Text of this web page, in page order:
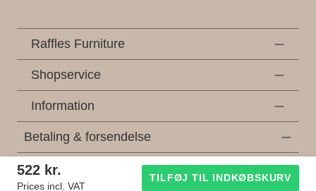
522 kr.
Prices incl. VAT
TILFØJ TIL INDKØBSKURV
Raffles Furniture
Shopservice
Information
Betaling & forsendelse
* Alle priser er inkl. lovpligtig moms, eksklforsendelsesomkostninger og eventuelle
omkostninger til lokal levering, medmindre andet er beskrevet